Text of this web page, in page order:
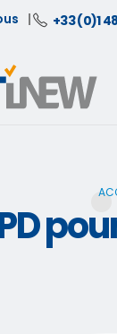
+33 (0)1